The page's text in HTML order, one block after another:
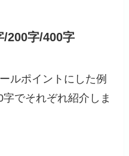
/200字/400字
ルポイントにした例
でそれぞれ紹介しま